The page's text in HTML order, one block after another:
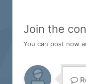
Join the
You can post now